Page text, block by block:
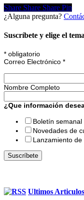
Share
Share Share Share Pin
¿Alguna pregunta?
Suscríbete y elige el
* obligatorio
Correo Electrónico *
Nombre Completo
¿Que información
Boletín
Novedades de
Lanzamiento de
Ultimos